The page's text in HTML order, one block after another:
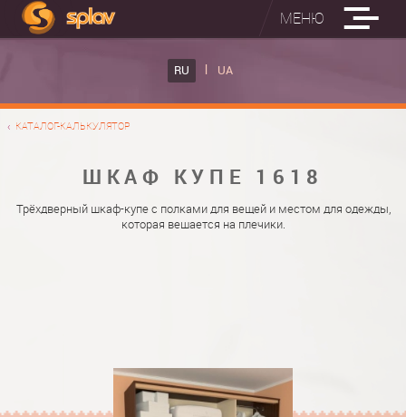
МЕНЮ
RU UA
КАТАЛОГ-КАЛЬКУЛЯТОР
ШКАФ КУПЕ 1618
Трёхдверный шкаф-купе с полками для вещей и местом для одежды,
которая вешается на плечики.
ВСТРОЕННЫЕ ГЛАДИЛЬНЫЕ ДОСКИ
НАСТЕННАЯ ГЛАДИЛЬНАЯ ДОСКА "РУСАЛКА"
ФОТО ШКАФОВ КУПЕ
МАТЕРИАЛЫ
ФУРНИТУРА
О НАС